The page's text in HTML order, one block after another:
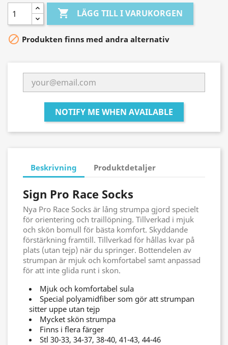
 LÄGG TILL I VARUKORGEN
 Produkten finns med andra alternativ
NOTIFY ME WHEN AVAILABLE
Beskrivning Produktdetaljer
Sign Pro Race Socks
Nya Pro Race Socks är lång strumpa gjord specielt
för orientering och traillöpning. Tillverkad i mjuk
och skön bomull för bästa komfort. Skyddande
förstärkning framtill. Tillverkad för hållas kvar på
plats (utan tejp) när du springer. Bottendelen av
strumpan är mjuk och komfortabel samt anpassad
för att inte glida runt i skon.
Mjuk och komfortabel sula
Special polyamidfiber som gör att strumpan
sitter uppe utan tejp
Mycket skön strumpa
Finns i flera färger
Stl 30-33, 34-37, 38-40, 41-43, 44-46